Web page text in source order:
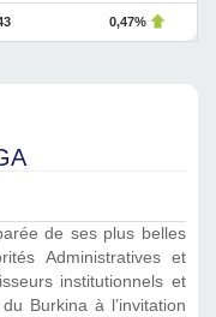
0,47%
de ses plus belles
Administratives et
institutionnels et
Burkina à l’invitation